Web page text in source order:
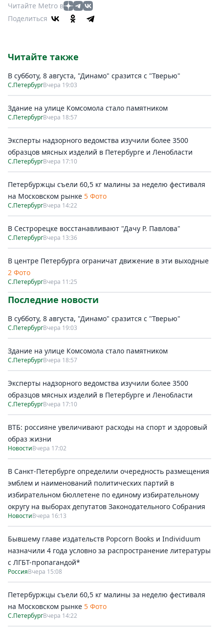
Читайте Metro в
Поделиться
Читайте также
В субботу, 8 августа, "Динамо" сразится с "Тверью"
С.ПетербургВчера 19:03
Здание на улице Комсомола стало памятником
С.ПетербургВчера 18:57
Эксперты надзорного ведомства изучили более 3500
образцов мясных изделий в Петербурге и Ленобласти
С.ПетербургВчера 17:10
Петербуржцы съели 60,5 кг малины за неделю фестиваля
на Московском рынке 5 Фото
С.ПетербургВчера 14:22
В Сестрорецке восстанавливают "Дачу Р. Павлова"
С.ПетербургВчера 13:36
В центре Петербурга ограничат движение в эти выходные
2 Фото
С.ПетербургВчера 11:25
Последние новости
В субботу, 8 августа, "Динамо" сразится с "Тверью"
С.ПетербургВчера 19:03
Здание на улице Комсомола стало памятником
С.ПетербургВчера 18:57
Эксперты надзорного ведомства изучили более 3500
образцов мясных изделий в Петербурге и Ленобласти
С.ПетербургВчера 17:10
ВТБ: россияне увеличивают расходы на спорт и здоровый
образ жизни
НовостиВчера 17:02
В Санкт-Петербурге определили очередность размещения
эмблем и наименований политических партий в
избирательном бюллетене по единому избирательному
округу на выборах депутатов Законодательного Собрания
НовостиВчера 16:13
Бывшему главе издательств Popcorn Books и Individuum
назначили 4 года условно за распространение литературы
с ЛГБТ-пропагандой*
РоссияВчера 15:08
Петербуржцы съели 60,5 кг малины за неделю фестиваля
на Московском рынке 5 Фото
С.ПетербургВчера 14:22